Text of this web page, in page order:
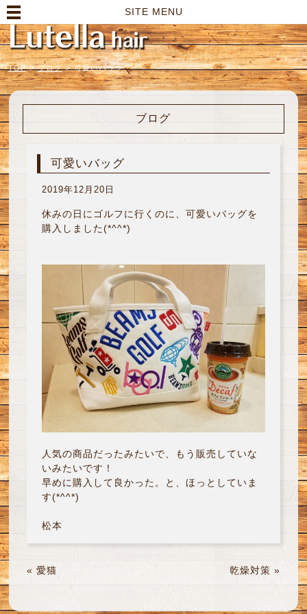
SITE MENU
TOP > ブログ > 可愛いバッグ
ブログ
可愛いバッグ
2019年12月20日
休みの日にゴルフに行くのに、可愛いバッグを
購入しました(*^^*)
人気の商品だったみたいで、もう販売していな
いみたいです！
早めに購入して良かった。と、ほっとしていま
す(*^^*)
松本
« 愛猫 乾燥対策 »